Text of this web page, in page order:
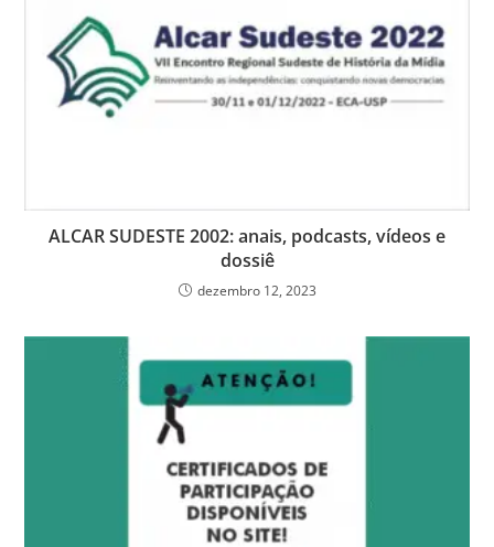
ALCAR SUDESTE 2002: anais, podcasts, vídeos e
dossiê
dezembro 12, 2023